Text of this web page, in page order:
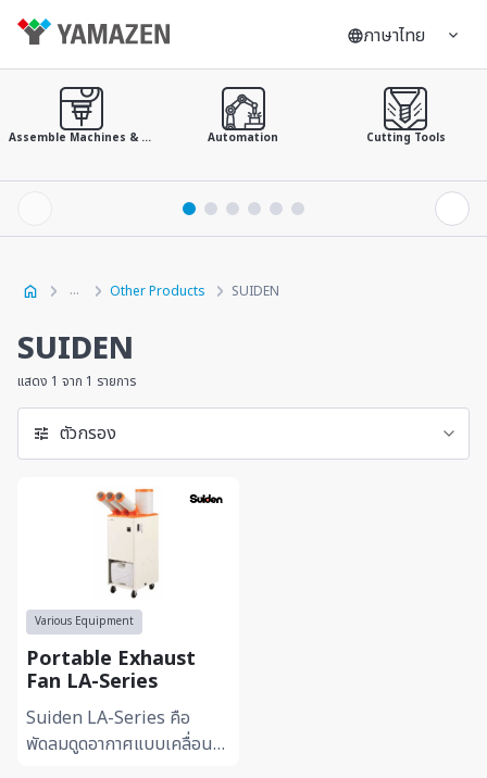
ภาษาไทย
Assemble Machines & Tools Automation Cutting Tools
Other Products SUIDEN
SUIDEN
แสดง 1 จาก 1 รายการ
ตัวกรอง
Various Equipment
Portable Exhaust
Fan LA-Series
Suiden LA-Series คือ
พัดลมดูดอากาศแบบเคลื่อน